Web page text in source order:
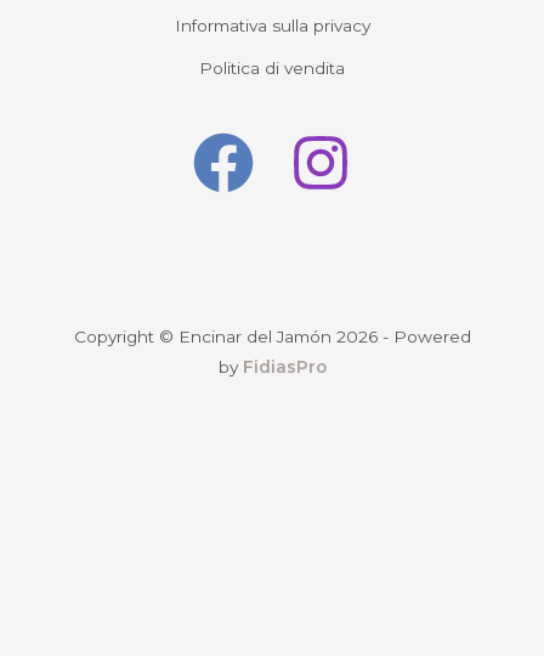
Informativa sulla privacy
Politica di vendita
Copyright © Encinar del Jamón 2026 - Powered
by FidiasPro